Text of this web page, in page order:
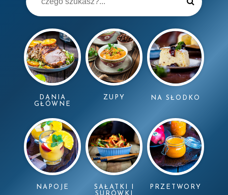
DANIA
GŁÓWNE
ZUPY NA SŁODKO
NAPOJE
SAŁATKI I
SURÓWKI
PRZETWORY